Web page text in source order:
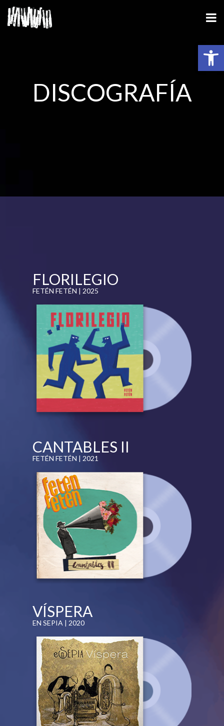
Abrir barra de herramientas
DISCOGRAFÍA
FLORILEGIO
FETÉN FETÉN | 2025
CANTABLES II
FETÉN FETÉN | 2021
VÍSPERA
EN SEPIA | 2020